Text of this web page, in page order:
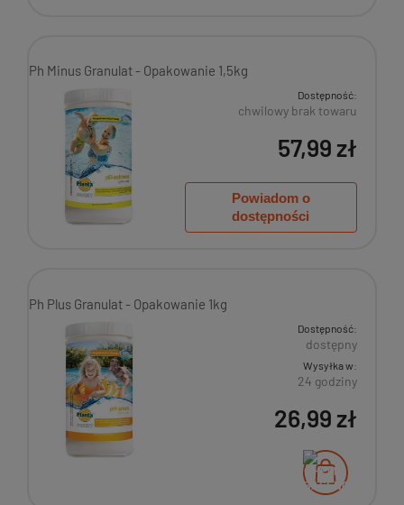
Ph Minus Granulat - Opakowanie 1,5kg
Dostępność:
chwilowy brak towaru
57,99 zł
Powiadom o
dostępności
Ph Plus Granulat - Opakowanie 1kg
Dostępność:
dostępny
Wysyłka w:
24 godziny
26,99 zł